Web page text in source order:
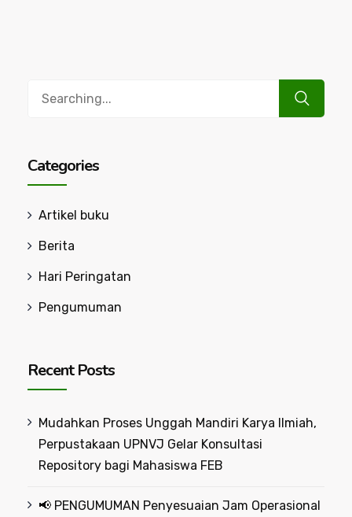
Categories
Artikel buku
Berita
Hari Peringatan
Pengumuman
Recent Posts
Mudahkan Proses Unggah Mandiri Karya Ilmiah,
Perpustakaan UPNVJ Gelar Konsultasi
Repository bagi Mahasiswa FEB
📢 PENGUMUMAN Penyesuaian Jam Operasional